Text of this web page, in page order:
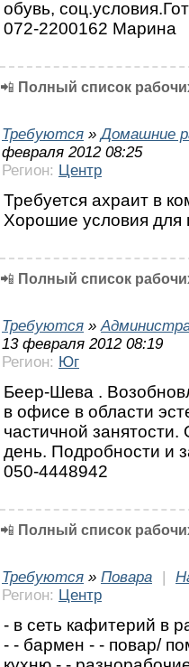
обувь,
072-2200162 Марина
📲 Полный список
Требуются »Домашние
февраля 2012 08:25
Регион: Центр
Требуется ахраит в
Хорошие условия для
📲 Полный список
Требуются »
13 февраля 2012 08:19
Регион: Юг
Беер-Шева .
в офисе в области
частичной
день. Подробности и
050-4448942
📲 Полный список
Требуются » Повара |
Регион: Центр
- в сеть кафитерий в
- - бармен - - повар/